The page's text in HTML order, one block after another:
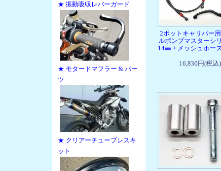
★ 振動吸収レバーガード
★ モタードマフラー & パー
ツ
★ クリアーチューブレスキ
ット
2ポットキャリパー
ルポンプマスターシ
14㎜ + メッシュホー
16,830円(税込)